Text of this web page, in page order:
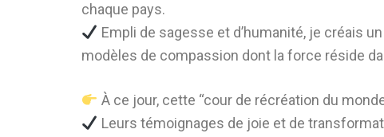
chaque pays.
Empli de sagesse et d’humanité, je créais
modèles de compassion dont la force réside
À ce jour, cette “cour de récréation du
Leurs témoignages de joie et de